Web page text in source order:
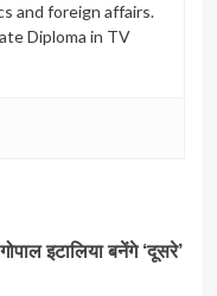
and foreign affairs.
Diploma in TV
इटालिया बनेंगे ‘दूसरे’